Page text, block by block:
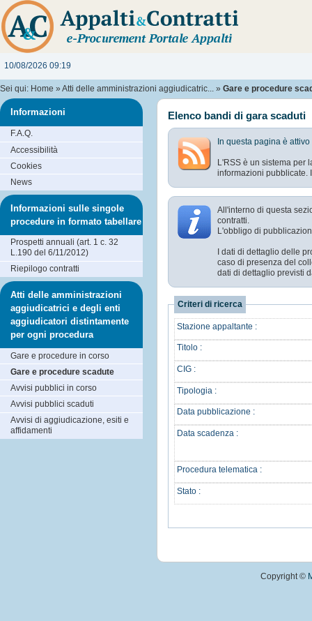
10/08/2026 09:19
Sei qui: Home » Atti delle amministrazioni aggiudicatric... » Gare e procedure
Elenco bandi di gara scaduti
In questa pagina è
L'RSS è un sistema per
informazioni pubblicate.
All'interno di questa
contratti.
L'obbligo di
I dati di dettaglio delle
caso di presenza del
dati di dettaglio previsti
Criteri di ricerca
Stazione appaltante :
Titolo :
CIG :
Tipologia :
Data pubblicazione :
Data scadenza :
Procedura telematica :
Stato :
Informazioni
F.A.Q.
Accessibilità
Cookies
News
Informazioni sulle singole
procedure in formato tabellare
Prospetti annuali (art. 1 c. 32
L.190 del 6/11/2012)
Riepilogo contratti
Atti delle amministrazioni
aggiudicatrici e degli enti
aggiudicatori distintamente
per ogni procedura
Gare e procedure in corso
Gare e procedure scadute
Avvisi pubblici in corso
Avvisi pubblici scaduti
Avvisi di aggiudicazione, esiti e
affidamenti
Copyright ©